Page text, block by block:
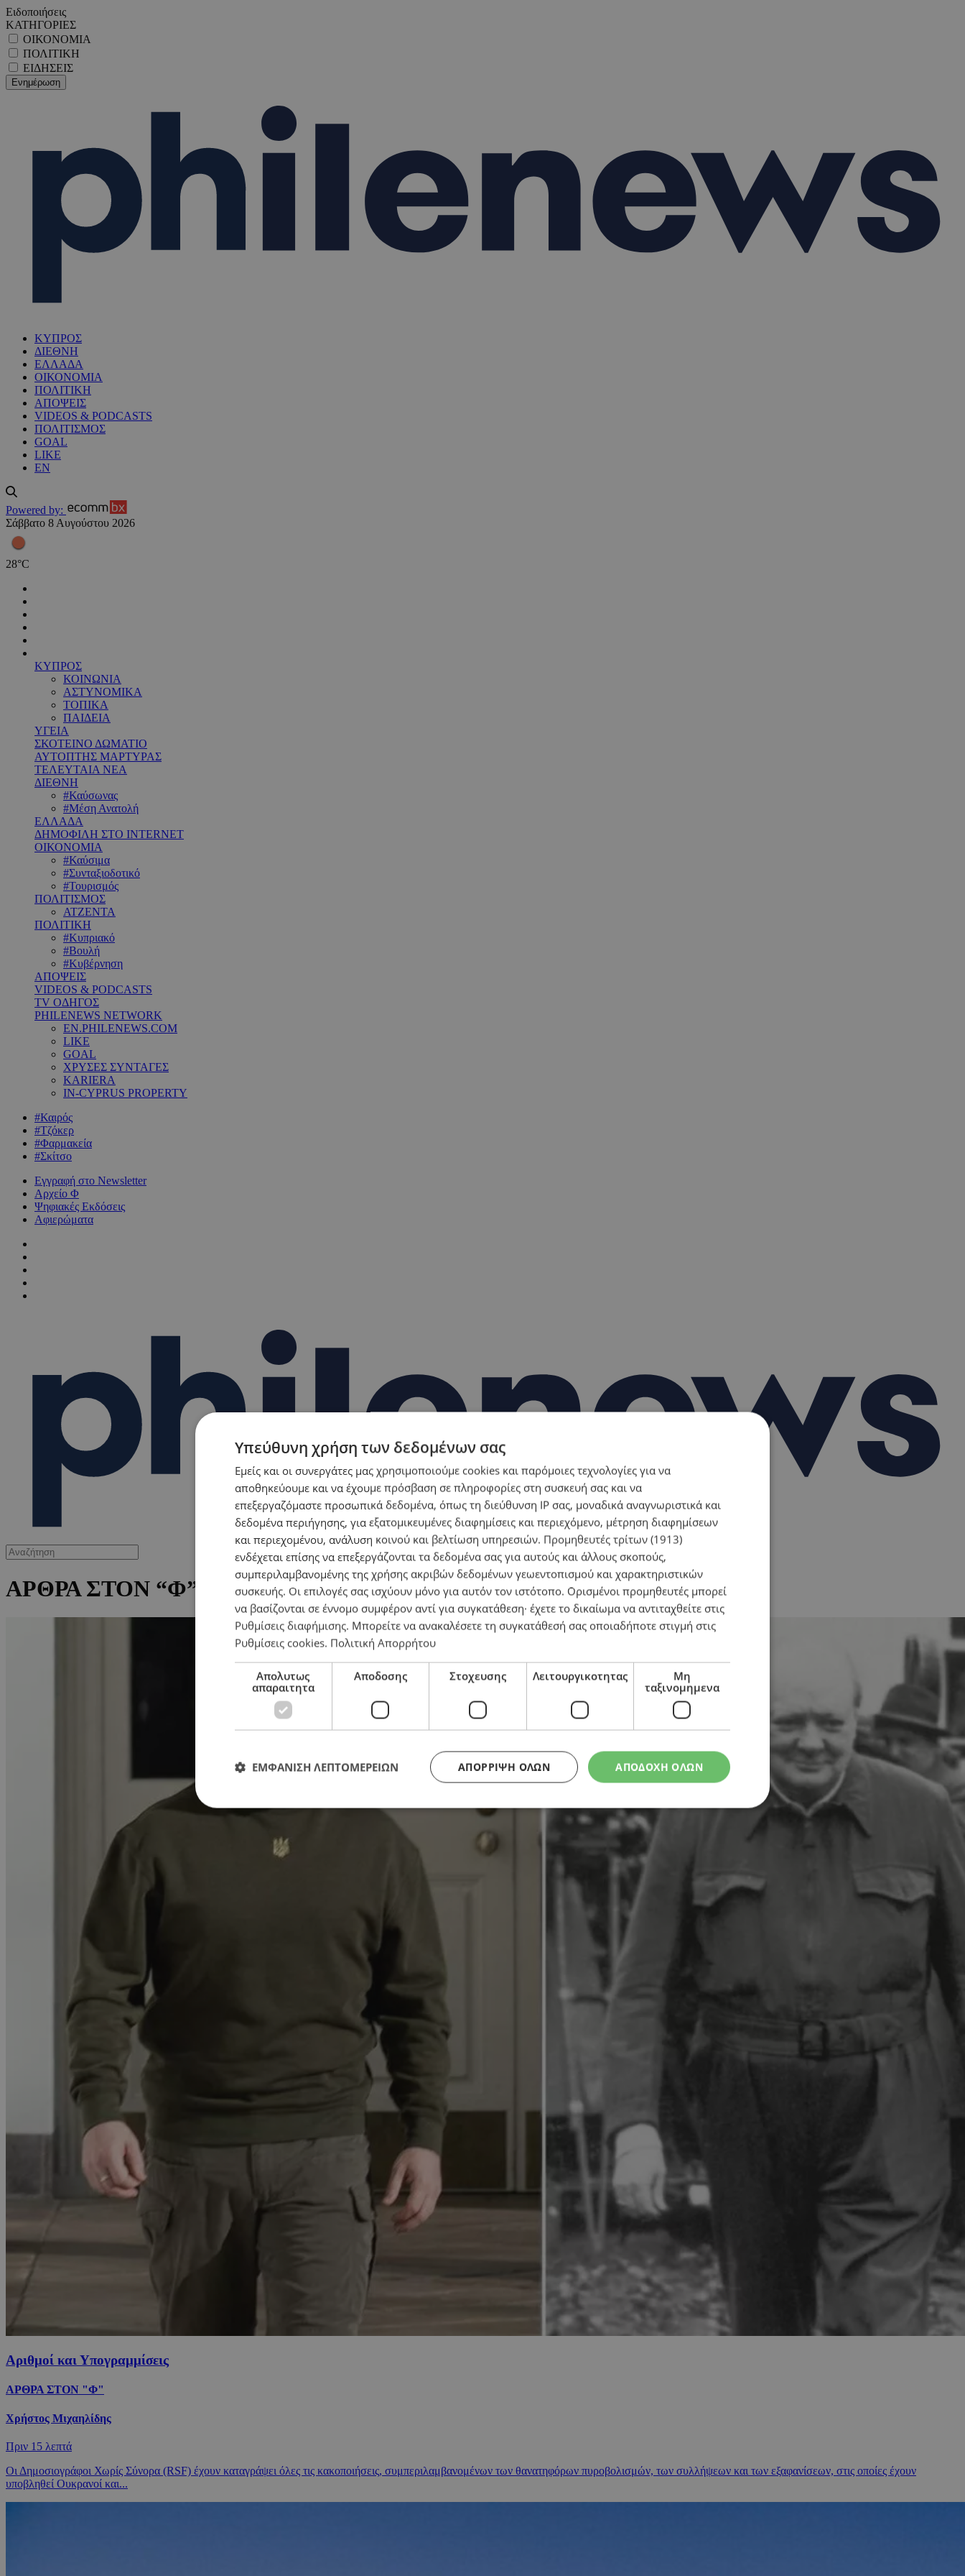
Ειδοποιήσεις
ΚΑΤΗΓΟΡΙΕΣ
ΟΙΚΟΝΟΜΙΑ
ΠΟΛΙΤΙΚΗ
ΕΙΔΗΣΕΙΣ
ΚΥΠΡΟΣ
ΔΙΕΘΝΗ
ΕΛΛΑΔΑ
ΟΙΚΟΝΟΜΙΑ
ΠΟΛΙΤΙΚΗ
ΑΠΟΨΕΙΣ
VIDEOS & PODCASTS
ΠΟΛΙΤΙΣΜΟΣ
GOAL
LIKE
EN
Powered by:
Σάββατο 8 Αυγούστου 2026
28°C
ΚΥΠΡΟΣ
ΚΟΙΝΩΝΙΑ
ΑΣΤΥΝΟΜΙΚΑ
ΤΟΠΙΚΑ
ΠΑΙΔΕΙΑ
ΥΓΕΙΑ
ΣΚΟΤΕΙΝΟ ΔΩΜΑΤΙΟ
ΑΥΤΟΠΤΗΣ ΜΑΡΤΥΡΑΣ
ΤΕΛΕΥΤΑΙΑ ΝΕΑ
ΔΙΕΘΝΗ
#Καύσωνας
#Μέση Ανατολή
ΕΛΛΑΔΑ
ΔΗΜΟΦΙΛΗ ΣΤΟ INTERNET
ΟΙΚΟΝΟΜΙΑ
#Καύσιμα
#Συνταξιοδοτικό
#Τουρισμός
ΠΟΛΙΤΙΣΜΟΣ
ΑΤΖΕΝΤΑ
ΠΟΛΙΤΙΚΗ
#Κυπριακό
#Βουλή
#Κυβέρνηση
ΑΠΟΨΕΙΣ
VIDEOS & PODCASTS
TV ΟΔΗΓΟΣ
PHILENEWS NETWORK
EN.PHILENEWS.COM
LIKE
GOAL
ΧΡΥΣΕΣ ΣΥΝΤΑΓΕΣ
KARIERA
IN-CYPRUS PROPERTY
#Καιρός
#Τζόκερ
#Φαρμακεία
#Σκίτσο
Εγγραφή στο Newsletter
Αρχείο Φ
Ψηφιακές Εκδόσεις
Αφιερώματα
ΑΡΘΡΑ ΣΤΟΝ “Φ”
Αριθμοί και Υπογραμμίσεις
ΑΡΘΡΑ ΣΤΟΝ "Φ"
Χρήστος Μιχαηλίδης
Πριν 15 λεπτά
Οι Δημοσιογράφοι Χωρίς Σύνορα (RSF) έχουν καταγράψει όλες τις κακοποιήσεις, συμπεριλαμβανομένων των θανατηφόρων πυροβολισμών, των συλλήψεων και των εξαφανίσεων, στις οποίες έχουν
υποβληθεί Ουκρανοί και...
Υπεύθυνη χρήση των δεδομένων σας
Εμείς και οι συνεργάτες μας χρησιμοποιούμε cookies και παρόμοιες τεχνολογίες για να
αποθηκεύουμε και να έχουμε πρόσβαση σε πληροφορίες στη συσκευή σας και να
επεξεργαζόμαστε προσωπικά δεδομένα, όπως τη διεύθυνση IP σας, μοναδικά αναγνωριστικά και
δεδομένα περιήγησης, για εξατομικευμένες διαφημίσεις και περιεχόμενο, μέτρηση διαφημίσεων
και περιεχομένου, ανάλυση κοινού και βελτίωση υπηρεσιών. Προμηθευτές τρίτων (1913)
ενδέχεται επίσης να επεξεργάζονται τα δεδομένα σας για αυτούς και άλλους σκοπούς,
συμπεριλαμβανομένης της χρήσης ακριβών δεδομένων γεωεντοπισμού και χαρακτηριστικών
συσκευής. Οι επιλογές σας ισχύουν μόνο για αυτόν τον ιστότοπο. Ορισμένοι προμηθευτές μπορεί
να βασίζονται σε έννομο συμφέρον αντί για συγκατάθεση· έχετε το δικαίωμα να αντιταχθείτε στις
Ρυθμίσεις διαφήμισης. Μπορείτε να ανακαλέσετε τη συγκατάθεσή σας οποιαδήποτε στιγμή στις
Ρυθμίσεις cookies. Πολιτική Απορρήτου
Απολυτως
απαραιτητα
Αποδοσης Στοχευσης Λειτουργικοτητας
Μη
ταξινομημενα
ΑΠΟΔΟΧΗ ΟΛΩΝ
ΑΠΌΡΡΙΨΗ ΌΛΩΝ
ΕΜΦΑΝΙΣΗ ΛΕΠΤΟΜΕΡΕΙΩΝ